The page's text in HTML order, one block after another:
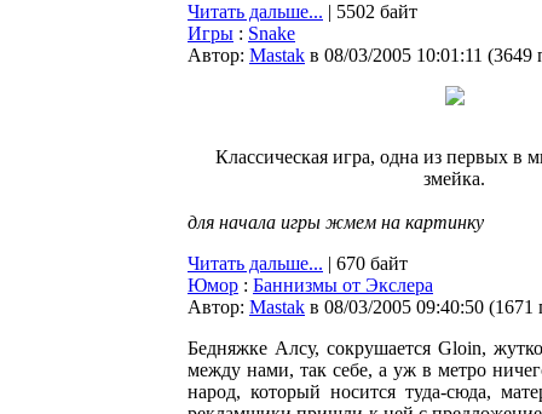
Читать дальше... | 5502 байт
Игры : Snake
Автор: Мastak в 08/03/2005 10:01:11 (3649
Классическая игра, одна из первых в
змейка.
для начала игры жмем на картинку
Читать дальше... | 670 байт
Юмор : Баннизмы от Экслера
Автор: Мastak в 08/03/2005 09:40:50 (1671
Бедняжке Алсу, сокрушается Gloin,
между нами, так себе, а уж в метро
народ, который носится туда-сюда,